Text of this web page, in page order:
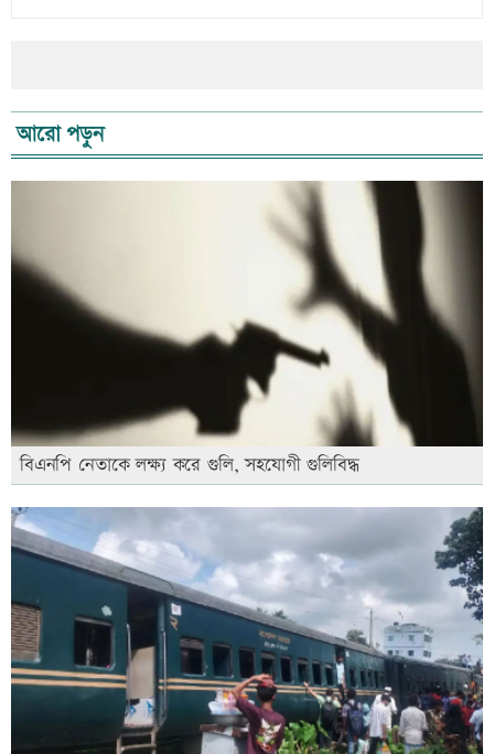
আরো পড়ুন
বিএনপি নেতাকে লক্ষ্য করে গুলি, সহযোগী গুলিবিদ্ধ